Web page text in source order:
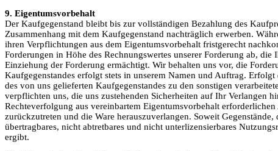
9. Eigentumsvorbehalt
Der Kaufgegenstand bleibt bis zur vollständigen Bezahlung des
Zusammenhang mit dem Kaufgegenstand nachträglich erwerben.
ihren Verpflichtungen aus dem Eigentumsvorbehalt fristgerecht
Forderungen in Höhe des Rechnungswertes unserer Forderung ab,
Einziehung der Forderung ermächtigt. Wir behalten uns vor, die
Kaufgegenstandes erfolgt stets in unserem Namen und Auftrag.
des von uns gelieferten Kaufgegenstandes zu den sonstigen
verpflichten uns, die uns zustehenden Sicherheiten auf Ihr Verlangen
Rechteverfolgung aus vereinbartem Eigentumsvorbehalt
zurückzutreten und die Ware herauszuverlangen. Soweit
übertragbares, nicht abtretbares und nicht unterlizensierbares
ergibt.